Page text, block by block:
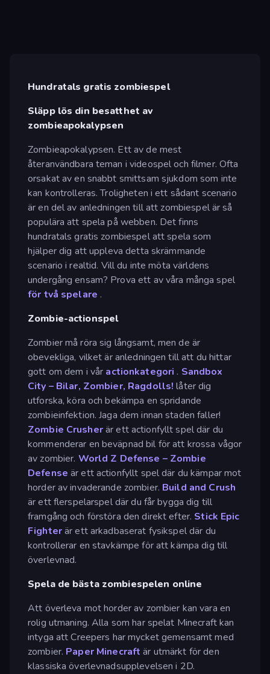
Hundratals gratis zombiespel
Släpp lös din besatthet av
zombieapokalypsen
Zombieapokalypsen. Ett av de mest
återanvändbara teman i videospel och filmer. Ofta
orsakat av en snabbt smittsam sjukdom som inte
kan kontrolleras. Troligheten i ett sådant scenario
är en del av anledningen till att zombiespel är så
populära att spela på webben. Det finns
hundratals gratis zombiespel att spela som
hjälper dig att uppleva detta skrämmande
scenario i realtid. Vill du inte möta världens
undergång ensam? Prova ett av våra många spel
för två spelare .
Zombie-actionspel
Zombier må röra sig långsamt, men de är
obevekliga, vilket är anledningen till att du hittar
gott om dem i vår actionkategori . Sandbox
City – Bilar, Zombier, Ragdolls! låter dig
utforska, köra och bekämpa en spridande
zombieinfektion. Jaga dem innan staden faller!
Zombie Crusherär ett actionfyllt spel där du
kommenderar en beväpnad bil för att krossa vågor
av zombier. World Z Defense – Zombie
Defense är ett actionfyllt spel där du kämpar mot
horder av invaderande zombier. Build and Crush
är ett flerspelarspel där du får bygga dig till
framgång och förstöra den direkt efter. Stick Epic
Fighterär ett arkadbaserat fysikspel där du
kontrollerar en stavkämpe för att kämpa dig till
överlevnad.
Spela de bästa zombiespelen online
Att överleva mot horder av zombier kan vara en
rolig utmaning. Alla som har spelat Minecraft kan
intyga att Creepers har mycket gemensamt med
zombier. Paper Minecraft är utmärkt för den
klassiska överlevnadsupplevelsen i 2D.